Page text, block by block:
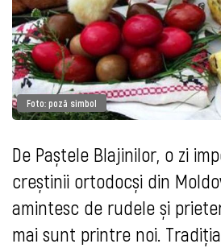
Foto: poză simbol
De Paștele Blajinilor, o zi
creștinii ortodocși din
amintesc de rudele și
mai sunt printre noi.